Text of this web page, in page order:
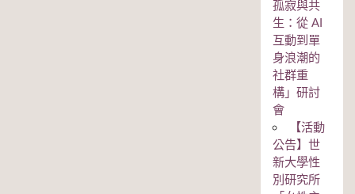
孤寂與共
生：從 AI
互動到單
身浪潮的
社群重
構」研討
會
【活動
公告】世
新大學性
別研究所